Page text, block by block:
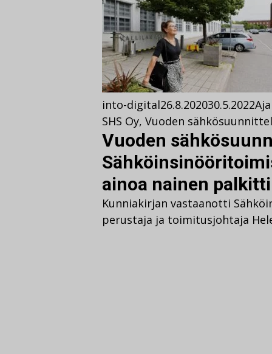
into-digital26.8.202030.5.2022
SHS Oy, Vuoden
Vuoden
ainoa nainen
Kunniakirjan vastaanotti
perustaja ja toimitusjohtaja